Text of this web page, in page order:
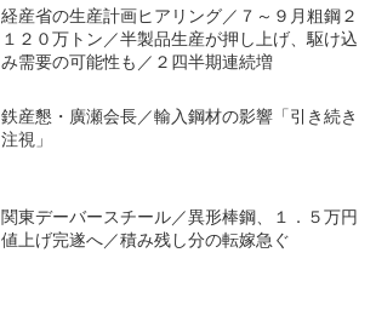
経産省の生産計画ヒアリング／７～９月粗鋼２
１２０万トン／半製品生産が押し上げ、駆け込
み需要の可能性も／２四半期連続増
鉄産懇・廣瀬会長／輸入鋼材の影響「引き続き
注視」
関東デーバースチール／異形棒鋼、１．５万円
値上げ完遂へ／積み残し分の転嫁急ぐ